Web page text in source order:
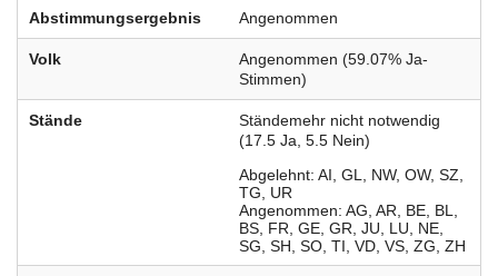
Abstimmungsergebnis Angenommen
Volk
Angenommen (59.07% Ja-
Stimmen)
Stände
Ständemehr nicht notwendig
(17.5 Ja, 5.5 Nein)
Abgelehnt AI GL NW OW SZ
TG
UR
Angenommen AG AR BE BL
BS FR GE GR JU LU
NE
SG SH SO TI VD VS ZG ZH